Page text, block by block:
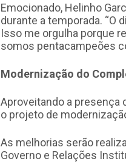
Emocionado, Helinho
durante a temporada. “O
Isso me orgulha porque
somos pentacampeões
Modernização do
Aproveitando a presença
o projeto de
As melhorias serão
Governo e Relações